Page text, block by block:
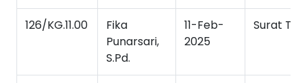
126/KG.11.00
Fika
Punarsari,
S.Pd.
11-Feb-
2025
Surat